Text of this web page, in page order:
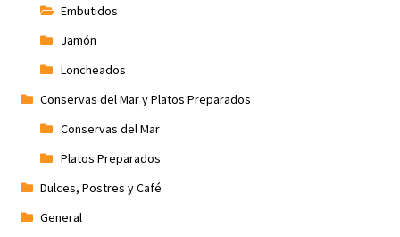
Embutidos
Jamón
Loncheados
Conservas del Mar y Platos Preparados
Conservas del Mar
Platos Preparados
Dulces, Postres y Café
General